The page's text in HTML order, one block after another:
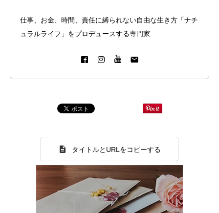
仕事、お金、時間、責任に縛られない自由な生き方「ナチ
ュラルライフ」をプロデュースする専門家
タイトルとURLをコピーする